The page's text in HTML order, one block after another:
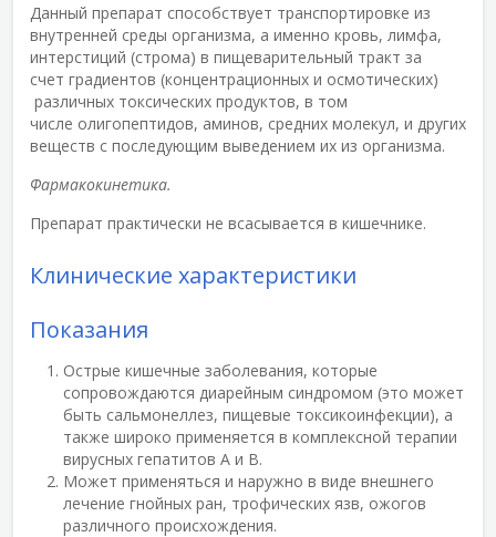
Данный препарат способствует транспортировке из
внутренней среды организма, а именно кровь, лимфа,
интерстиций (строма) в пищеварительный тракт за
счет градиентов (концентрационных и осмотических)
различных токсических продуктов, в том
числе олигопептидов, аминов, средних молекул, и других
веществ с последующим выведением их из организма.
Фармакокинетика.
Препарат практически не всасывается в кишечнике.
Клинические характеристики
Показания
Острые кишечные заболевания, которые
сопровождаются диарейным синдромом (это может
быть сальмонеллез, пищевые токсикоинфекции), а
также широко применяется в комплексной терапии
вирусных гепатитов А и В.
Может применяться и наружно в виде внешнего
лечение гнойных ран, трофических язв, ожогов
различного происхождения.